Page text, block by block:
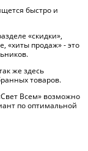
быстро и
«скидки»,
«хиты продаж» - это
же здесь
товаров.
Всем» возможно
по оптимальной